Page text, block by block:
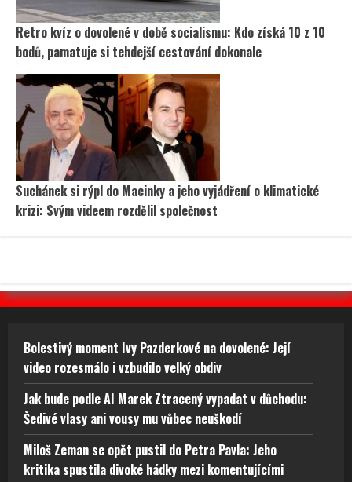
Retro kvíz o dovolené v době socialismu: Kdo získá 10 z 10
bodů, pamatuje si tehdejší cestování dokonale
Suchánek si rýpl do Macinky a jeho vyjádření o klimatické
krizi: Svým videem rozdělil společnost
Bolestivý moment Ivy Pazderkové na dovolené: Její
video rozesmálo i vzbudilo velký obdiv
Jak bude podle AI Marek Ztracený vypadat v důchodu:
Šedivé vlasy ani vousy mu vůbec neuškodí
Miloš Zeman se opět pustil do Petra Pavla: Jeho
kritika spustila divoké hádky mezi komentujícími